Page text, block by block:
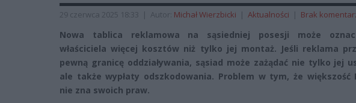
29 czerwca 2025 18:33 | Autor: Michał Wierzbicki | Aktualności | Brak
Nowa tablica reklamowa na sąsiedniej posesji może
właściciela więcej kosztów niż tylko jej montaż. Jeśli reklama
pewną granicę oddziaływania, sąsiad może zażądać nie tylko jej
ale także wypłaty odszkodowania. Problem w tym, że większość
nie zna swoich praw.